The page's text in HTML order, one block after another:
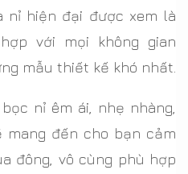
nỉ hiện đại được xem là
với mọi không gian
mẫu thiết kế khó nhất.
nỉ êm ái, nhẹ nhàng,
mang đến cho bạn cảm
đông, vô cùng phù hợp